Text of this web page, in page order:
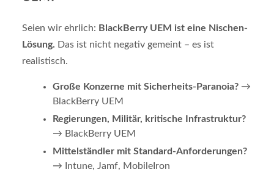
Seien wir ehrlich: BlackBerry UEM ist eine Nischen-
Lösung. Das ist nicht negativ gemeint – es ist
realistisch.
Große Konzerne mit Sicherheits-Paranoia?→
BlackBerry UEM
Regierungen, Militär, kritische Infrastruktur?
→ BlackBerry UEM
Mittelständler mit Standard-Anforderungen?
→ Intune, Jamf, MobileIron